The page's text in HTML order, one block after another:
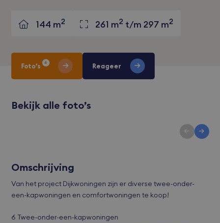
144 m2 261 m2 t/m 297 m2
Foto’s 6 Reageer
Bekijk alle foto’s
Omschrijving
Van het project Dijkwoningen zijn er diverse twee-onder-
een-kapwoningen en comfortwoningen te koop!
6 Twee-onder-een-kapwoningen